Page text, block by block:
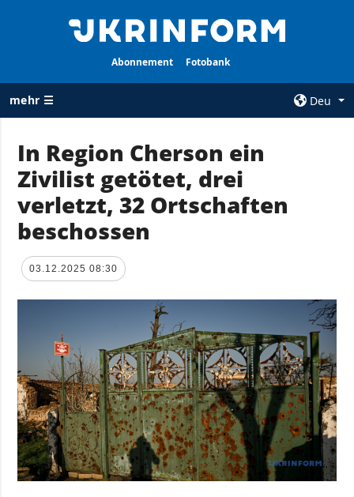
Abonnement Fotobank
mehr ☰
Deu
ALLE
RUBRIKEN
Krieg
Wiederaufbau
der Ukraine
Politik
Militär
Gesellschaft und
Kultur
Sport
Kriminalität
Notstand und
Notfälle
AGENTUR
Über uns
personenbezogener
Daten
In Region Cherson ein
Zivilist getötet, drei
verletzt, 32 Ortschaften
beschossen
03.12.2025 08:30